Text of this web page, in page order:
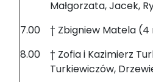
Małgorzata, Jacek,
7.00
† Zbigniew Matela (4
8.00
† Zofia i Kazimierz
Turkiewiczów,